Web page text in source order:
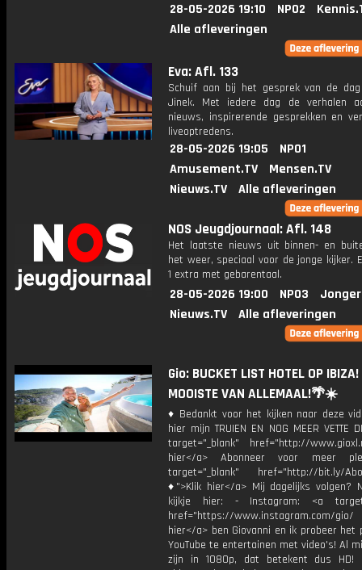
28-05-2026 19:10 NPO2
Alle afleveringen
Eva: Afl. 133
Schuif aan bij het gesprek van de
Jinek. Met iedere dag de verhalen
nieuws, inspirerende gesprekken en
liveoptredens.
28-05-2026 19:05
NPO1
Amusement.TV
Mensen.TV
Nieuws.TV
Alle afleveringen
NOS Jeugdjournaal: Afl. 148
Het laatste nieuws uit binnen- en
het weer, speciaal voor de jonge kijker.
1 extra met gebarentaal.
28-05-2026 19:00 NPO3
Nieuws.TV
Alle afleveringen
Gio: BUCKET LIST HOTEL OP IBIZA!
MOOISTE VAN ALLEMAAL!🌴☀️
♦ Bedankt voor het kijken naar deze
hier mijn TRUIEN EN NOG MEER VETTE
target="_blank" href="http://
hier</a> Abonneer voor meer
target="_blank" href="http://bit.ly/
♦">Klik hier</a> Mij dagelijks volgen?
kijkje hier: - Instagram: <a
href="https://www.instagram.com/
hier</a> ben Giovanni en ik probeer het
YouTube te entertainen met video's! Al
zijn in 1080p, dat betekent dus HD!